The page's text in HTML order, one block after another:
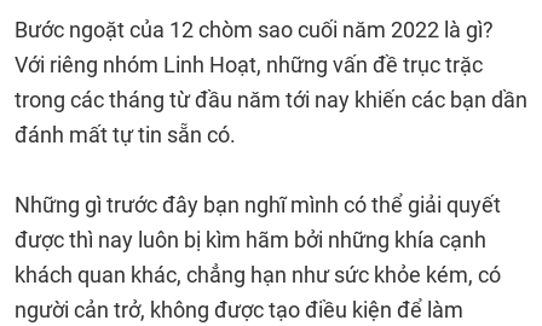
Bước ngoặt của 12 chòm sao cuối năm 2022 là gì?
Với riêng nhóm Linh Hoạt, những vấn đề trục trặc
trong các tháng từ đầu năm tới nay khiến các bạn dần
đánh mất tự tin sẵn có.
Những gì trước đây bạn nghĩ mình có thể giải quyết
được thì nay luôn bị kìm hãm bởi những khía cạnh
khách quan khác, chẳng hạn như sức khỏe kém, có
người cản trở, không được tạo điều kiện để làm